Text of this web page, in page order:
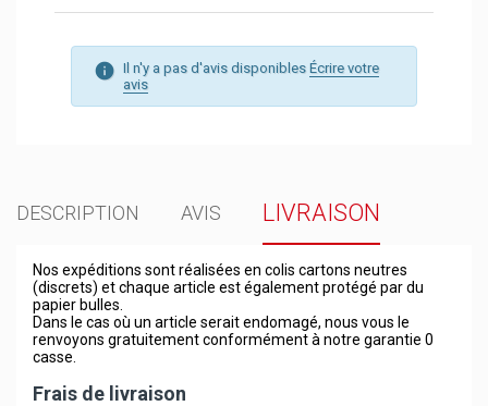
Il n'y a pas d'avis disponibles Écrire votre
avis
DESCRIPTION AVIS LIVRAISON
Nos expéditions sont réalisées en colis cartons neutres
(discrets) et chaque article est également protégé par du
papier bulles.
Dans le cas où un article serait endomagé, nous vous le
renvoyons gratuitement conformément à notre garantie 0
casse.
Frais de livraison